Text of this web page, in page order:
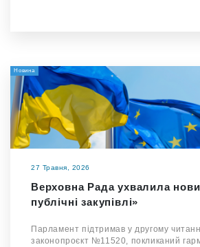
Новина
27 Травня, 2026
Верховна Рада ухвалила
публічні закупівлі»
Парламент підтримав у другому
законопроєкт №11520, покликаний